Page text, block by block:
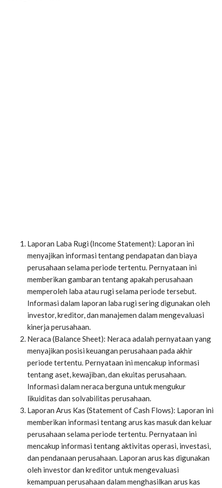
Laporan Laba Rugi (Income Statement): Laporan ini
menyajikan informasi tentang pendapatan dan biaya
perusahaan selama periode tertentu. Pernyataan ini
memberikan gambaran tentang apakah perusahaan
memperoleh laba atau rugi selama periode tersebut.
Informasi dalam laporan laba rugi sering digunakan oleh
investor, kreditor, dan manajemen dalam mengevaluasi
kinerja perusahaan.
Neraca (Balance Sheet): Neraca adalah pernyataan yang
menyajikan posisi keuangan perusahaan pada akhir
periode tertentu. Pernyataan ini mencakup informasi
tentang aset, kewajiban, dan ekuitas perusahaan.
Informasi dalam neraca berguna untuk mengukur
likuiditas dan solvabilitas perusahaan.
Laporan Arus Kas (Statement of Cash Flows): Laporan ini
memberikan informasi tentang arus kas masuk dan keluar
perusahaan selama periode tertentu. Pernyataan ini
mencakup informasi tentang aktivitas operasi, investasi,
dan pendanaan perusahaan. Laporan arus kas digunakan
oleh investor dan kreditor untuk mengevaluasi
kemampuan perusahaan dalam menghasilkan arus kas